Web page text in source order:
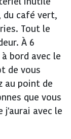
du café vert,
Tout le
À 6
bord avec le
de vous
au point de
que vous
j'aurai avec le